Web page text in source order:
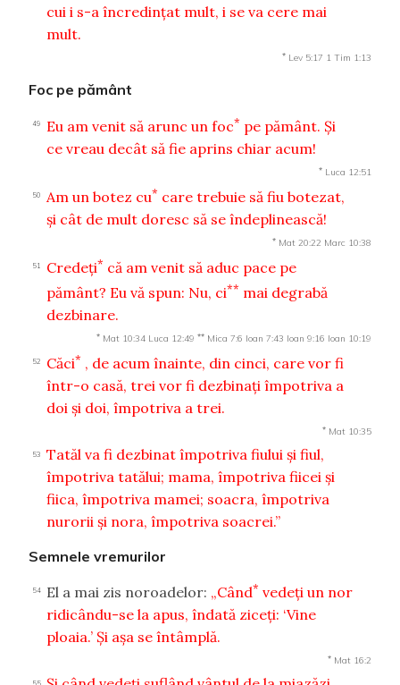
cui i s-a încredinţat mult, i se va cere mai
mult.
* Lev 5:17 1 Tim 1:13
Foc pe pământ
49 Eu am venit să arunc un foc* pe pământ. Şi
ce vreau decât să fie aprins chiar acum!
* Luca 12:51
50 Am un botez cu* care trebuie să fiu botezat,
şi cât de mult doresc să se îndeplinească!
* Mat 20:22 Marc 10:38
51 Credeţi* că am venit să aduc pace pe
pământ? Eu vă spun: Nu, ci** mai degrabă
dezbinare.
* Mat 10:34 Luca 12:49 ** Mica 7:6 Ioan 7:43 Ioan 9:16 Ioan 10:19
52 Căci* , de acum înainte, din cinci, care vor fi
într-o casă, trei vor fi dezbinaţi împotriva a
doi şi doi, împotriva a trei.
* Mat 10:35
53
Tatăl va fi dezbinat împotriva fiului şi fiul,
împotriva tatălui; mama, împotriva fiicei şi
fiica, împotriva mamei; soacra, împotriva
nurorii şi nora, împotriva soacrei.”
Semnele vremurilor
54 El a mai zis noroadelor: „Când* vedeţi un nor
ridicându-se la apus, îndată ziceţi: ‘Vine
ploaia.’ Şi aşa se întâmplă.
* Mat 16:2